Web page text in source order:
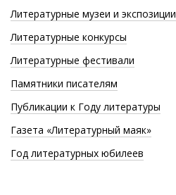
Литературные музеи и экспозиции
Литературные конкурсы
Литературные фестивали
Памятники писателям
Публикации к Году литературы
Газета «Литературный маяк»
Год литературных юбилеев